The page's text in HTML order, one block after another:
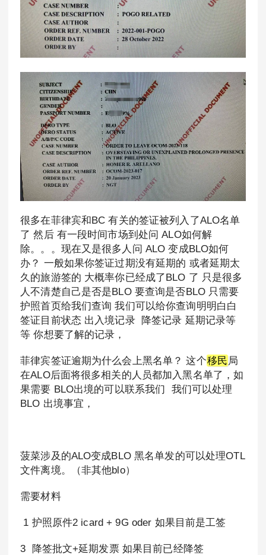
很多在菲律宾和BC 有关的签证被列入了ALO名单
了 然后 有一段时间市场到处问 ALO如何解
除。。。现在又是很多人问 ALO 变成BLO如何
办？ 一般如果你签证过期没有延期的 或者延期太
久的旅游签的 大概率你已经成了BLO 了 只是很多
人不清楚自己是否是BLO 要查询是否BLO 只需要
护照首页给我们查询 我们可以给你查询明明白白
签证目前状态 出入境记录 降签记录 延期记录等
等 你想要了解的记录，
菲律宾签证逾期为什么会上黑名单？ 这个移民 局
在ALO后面将很多相关的人员都加入黑名单了，如
果需要 BLO出境的可以联系我们 我们可以处理
BLO 出境事宜，
菠菜涉及的ALO变成BLO 黑名单发的可以处理OTL
文件离境。（非其他blo）
需要材料
1 护照原件2 icard + 9G oder 如果目前是工签
3 降签批文+延期发票 如果目前已经降签